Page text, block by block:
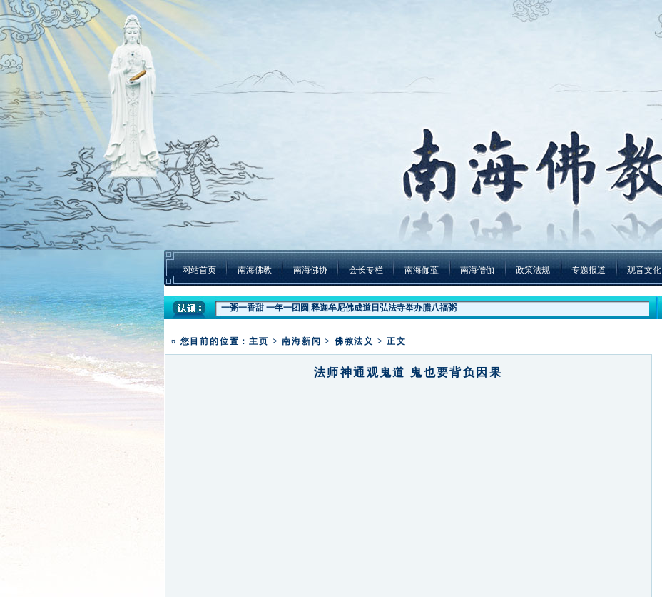
网站首页 南海佛教 南海佛协 会长专栏 南海伽蓝 南海僧伽 政策法规 专题报道 观音文化
一粥一香甜 一年一团圆|释迦牟尼佛成道日弘法寺举办腊八福粥
盛世钟鸣 祈福五洲|深圳弘法寺举行2025新年鸣钟祈福活动
本焕学院2024年招生通告
¤ 您目前的位置：主页 >南海新闻 > 佛教法义 > 正文
法师神通观鬼道 鬼也要背负因果